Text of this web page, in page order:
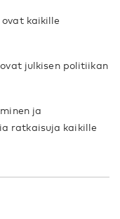
kaikille
julkisen politiikan
ja
ratkaisuja kaikille